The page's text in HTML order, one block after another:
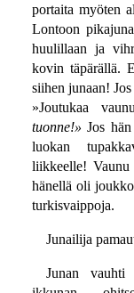
portaita myöten
Lontoon
huulillaan ja
kovin täpärällä.
siihen junaan!
»Joutukaa
tuonne!» Jos
luokan
liikkeelle! Vaunu
hänellä oli
turkisvaippoja.
Junailija
Junan